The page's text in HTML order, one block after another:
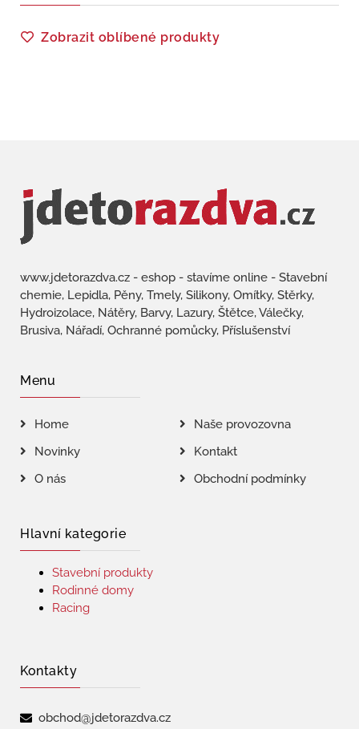
Zobrazit oblíbené produkty
www.jdetorazdva.cz - eshop - stavíme online - Stavební
chemie, Lepidla, Pěny, Tmely, Silikony, Omítky, Stěrky,
Hydroizolace, Nátěry, Barvy, Lazury, Štětce, Válečky,
Brusiva, Nářadí, Ochranné pomůcky, Příslušenství
Menu
Home
Naše provozovna
Novinky
Kontakt
O nás
Obchodní podmínky
Hlavní kategorie
Stavební produkty
Rodinné domy
Racing
Kontakty
obchod@jdetorazdva.cz